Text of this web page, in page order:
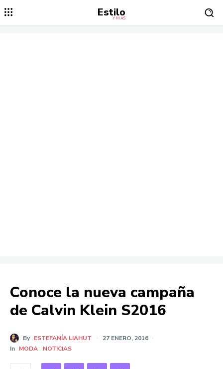
Estilo
Y MÁS
Conoce la nueva campaña
de Calvin Klein S2016
By ESTEFANÍA LIAHUT
27 ENERO, 2016
In MODA NOTICIAS